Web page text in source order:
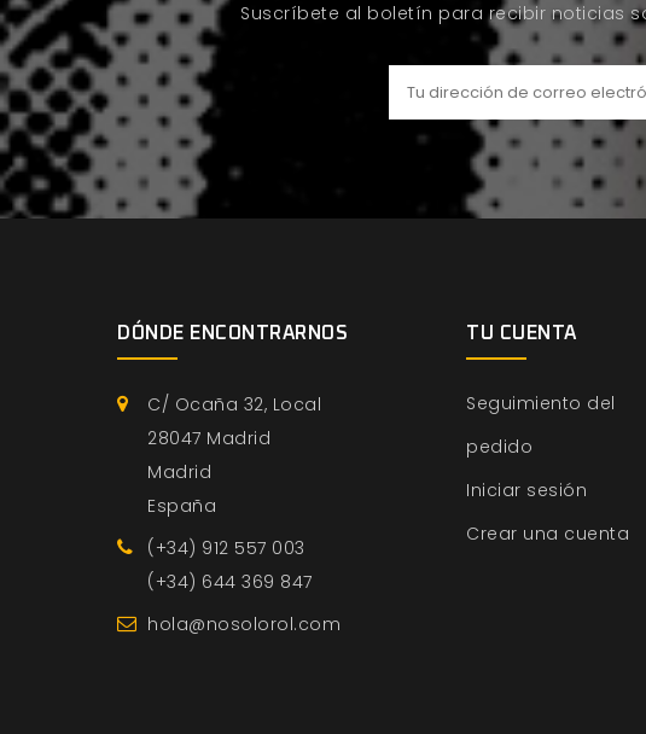
Suscríbete al boletín para recibir noticias
DÓNDE ENCONTRARNOS
C/ Ocaña 32, Local
28047 Madrid
Madrid
España
(+34) 912 557 003
(+34) 644 369 847
hola@nosolorol.com
TU CUENTA
Seguimiento del
pedido
Iniciar sesión
Crear una cuenta